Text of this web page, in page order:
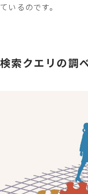
ているのです。
検索クエリの調